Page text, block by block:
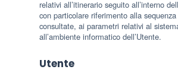
relativi all’itinerario seguito all’interno
con particolare riferimento alla
consultate, ai parametri relativi al
all’ambiente informatico dell’Utente.
Utente